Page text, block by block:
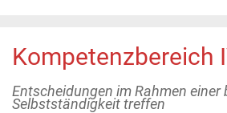
Kompetenzbereich
Entscheidungen im Rahmen einer
Selbstständigkeit treffen